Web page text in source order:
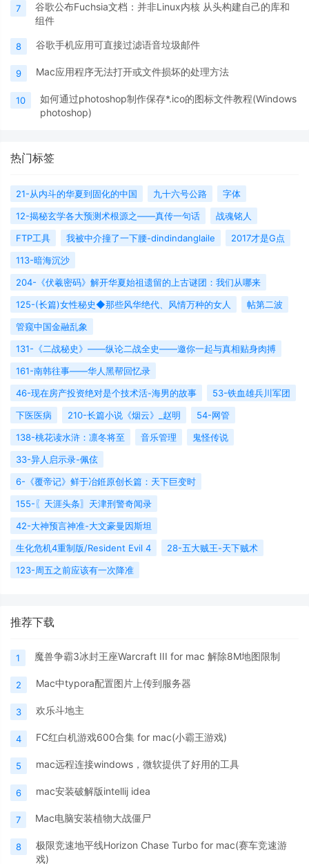
7
谷歌公布Fuchsia文档：并非Linux内核 从头构建自己的库和
组件
8 谷歌手机应用可直接过滤语音垃圾邮件
9 Mac应用程序无法打开或文件损坏的处理方法
10
如何通过photoshop制作保存*.ico的图标文件教程(Windows
photoshop)
热门标签
21-从内斗的华夏到固化的中国 九十六号公路
字体
12-揭秘玄学各大预测术根源之——真传一句话
战魂铭人
FTP工具
我被中介撞了一下腰-dindindanglaile
2017才是G点
113-暗海沉沙
204-《伏羲密码》解开华夏始祖遗留的上古谜团：我们从哪来
125-(长篇)女性秘史◆那些风华绝代、风情万种的女人
帖第二波
管窥中国金融乱象
131-《二战秘史》——纵论二战全史——邀你一起与真相贴身肉搏
161-南韩往事——华人黑帮回忆录
46-现在房产投资绝对是个技术活-海男的故事
53-铁血雄兵川军团
下医医病
210-长篇小说《烟云》_赵明
54-网管
138-桃花读水浒：凛冬将至
音乐管理
鬼怪传说
33-异人启示录-佩伭
6-《覆帝记》鲜于冶銋原创长篇：天下巨变时
155-〖天涯头条〗天津刑警奇闻录
42-大神预言神准-大文豪曼因斯坦
生化危机4重制版/Resident Evil 4
28-五大贼王-天下贼术
123-周五之前应该有一次降准
推荐下载
1 魔兽争霸3冰封王座Warcraft III for mac 解除8M地图限制
2 Mac中typora配置图片上传到服务器
3 欢乐斗地主
4 FC红白机游戏600合集 for mac(小霸王游戏)
5 mac远程连接windows，微软提供了好用的工具
6 mac安装破解版intellij idea
7 Mac电脑安装植物大战僵尸
8
极限竞速地平线Horizon Chase Turbo for mac(赛车竞速游
戏)